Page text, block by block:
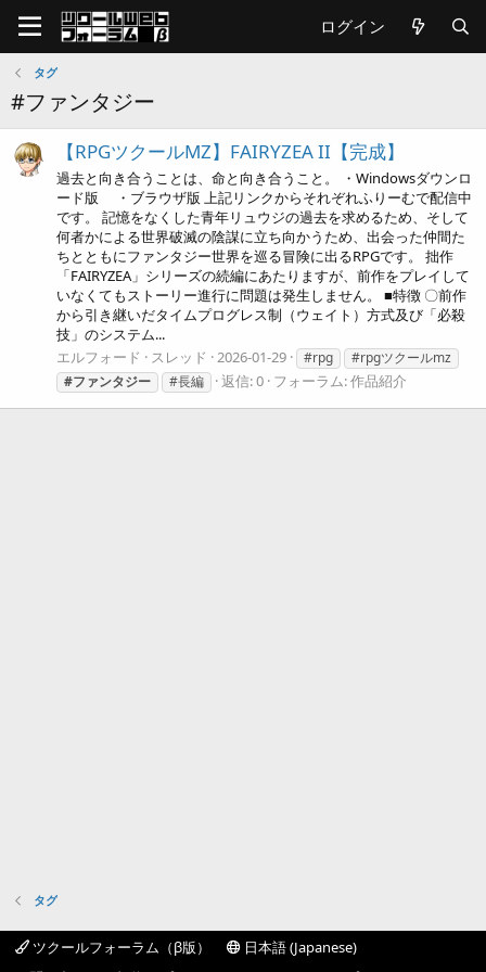
ログイン
タグ
#ファンタジー
【RPGツクールMZ】FAIRYZEA II【完成】
過去と向き合うことは、命と向き合うこと。 ・Windowsダウンロ
ード版 ・ブラウザ版 上記リンクからそれぞれふりーむで配信中
です。 記憶をなくした青年リュウジの過去を求めるため、そして
何者かによる世界破滅の陰謀に立ち向かうため、出会った仲間た
ちとともにファンタジー世界を巡る冒険に出るRPGです。 拙作
「FAIRYZEA」シリーズの続編にあたりますが、前作をプレイして
いなくてもストーリー進行に問題は発生しません。 ■特徴 〇前作
から引き継いだタイムプログレス制（ウェイト）方式及び「必殺
技」のシステム...
エルフォード
スレッド 2026-01-29 #rpg
#rpgツクールmz
#ファンタジー
#長編 返信: 0 フォーラム:作品紹介
タグ
ツクールフォーラム（β版）
日本語 (Japanese)